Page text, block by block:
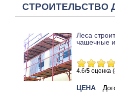
СТРОИТЕЛЬСТВО
Леса
чашечные
4.6/5 оценка
ЦЕНА